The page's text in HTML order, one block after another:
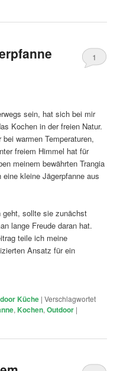
1
sein, hat sich bei mir
Kochen in der freien Natur.
warmen Temperaturen,
freiem Himmel hat für
meinem bewährten Trangia
kleine Jägerpfanne aus
geht, sollte sie zunächst
lange Freude daran hat.
teile ich meine
Ansatz für ein
Küche |Verschlagwortet
,Kochen,Outdoor |